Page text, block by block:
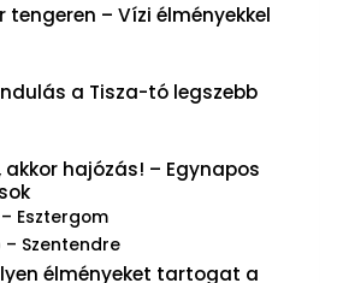
– Vízi élményekkel
a Tisza-tó legszebb
hajózás! – Egynapos
Esztergom
Szentendre
élményeket tartogat a